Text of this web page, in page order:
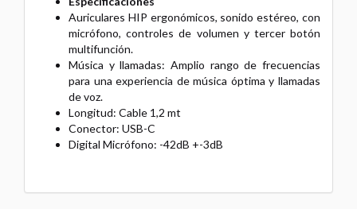
Auriculares HIP ergonómicos, sonido estéreo, con
micrófono, controles de volumen y tercer botón
multifunción.
Música y llamadas: Amplio rango de frecuencias
para una experiencia de música óptima y llamadas
de voz.
Longitud: Cable 1,2 mt
Conector: USB-C
Digital Micrófono: -42dB +-3dB